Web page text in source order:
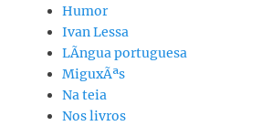
Humor
Ivan Lessa
LÃ­ngua portuguesa
MiguxÃªs
Na teia
Nos livros